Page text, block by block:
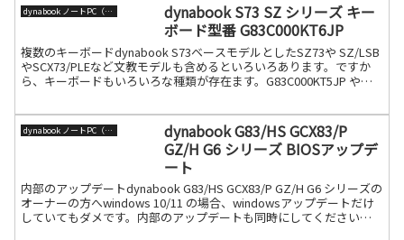
dynabook ノートPC（旧東芝）
dynabook S73 SZ シリーズ キー
ボード型番 G83C000KT6JP
複数のキーボードdynabook S73ベースモデルとしたSZ73や SZ/LSB
やSCX73/PLEなど文教モデルも含めるといろいろあります。ですか
ら、キーボードもいろいろな種類が存在ます。G83C000KT5JP や
dynabook ノートPC（旧東芝）
dynabook G83/HS GCX83/P
GZ/H G6 シリーズ BIOSアップデ
ート
内部のアップデートdynabook G83/HS GCX83/P GZ/H G6 シリーズの
オーナーの方へwindows 10/11 の場合、windowsアップデートだけ
していてもダメです。内部のアップデートも同時にしてください。